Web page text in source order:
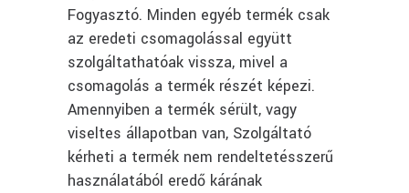
Fogyasztó. Minden egyéb termék csak
az eredeti csomagolással együtt
szolgáltathatóak vissza, mivel a
csomagolás a termék részét képezi.
Amennyiben a termék sérült, vagy
viseltes állapotban van, Szolgáltató
kérheti a termék nem rendeltetésszerű
használatából eredő kárának